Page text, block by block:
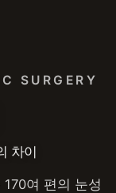
SURGERY
차이
여 편의 눈성